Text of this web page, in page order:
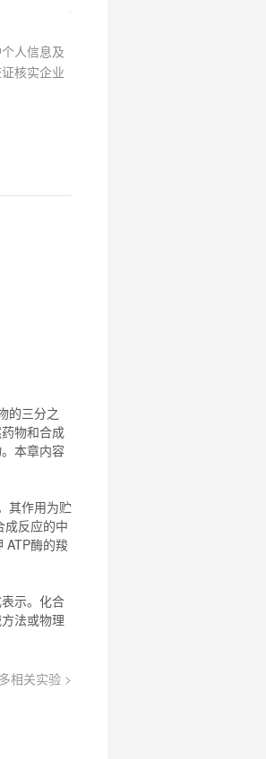
人信息及
核实企业
的三分之
物和合成
。本章内容
其作用为贮
成反应的中
ATP酶的羧
示。 化合
法或物理
相关实验 >